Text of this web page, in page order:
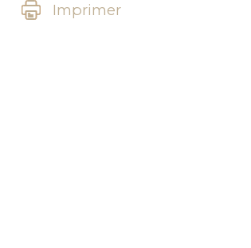
Imprimer